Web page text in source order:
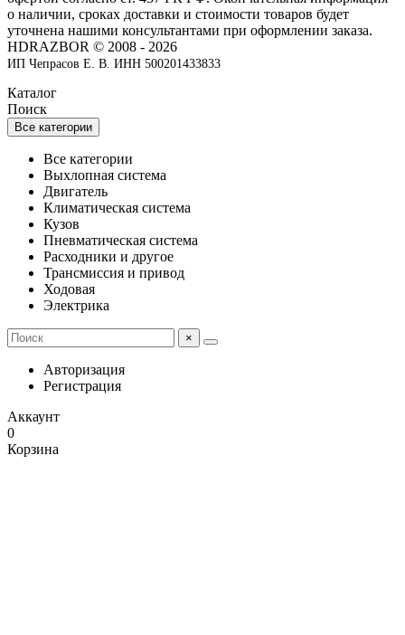
о наличии, сроках доставки и стоимости товаров будет
уточнена нашими консультантами при оформлении заказа.
HDRAZBOR © 2008 - 2026
ИП Чепрасов Е. В. ИНН 500201433833
Каталог
Поиск
Все категории
Все категории
Выхлопная система
Двигатель
Климатическая система
Кузов
Пневматическая система
Расходники и другое
Трансмиссия и привод
Ходовая
Электрика
×
Авторизация
Регистрация
Аккаунт
0
Корзина